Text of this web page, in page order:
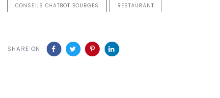
CONSEILS CHATBOT BOURGES RESTAURANT
SHARE ON